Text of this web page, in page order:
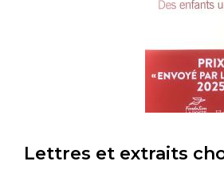
Lettres et extraits